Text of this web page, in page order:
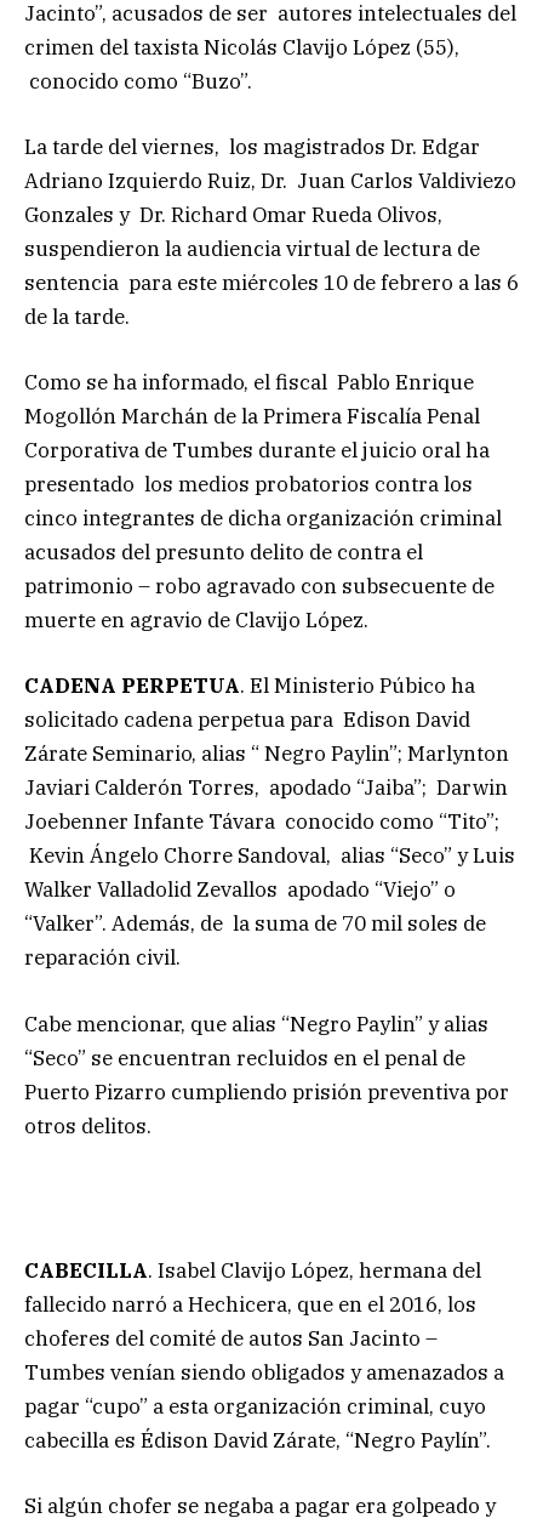
Jacinto”, acusados de ser autores intelectuales del
crimen del taxista Nicolás Clavijo López (55),
conocido como “Buzo”.
La tarde del viernes, los magistrados Dr. Edgar
Adriano Izquierdo Ruiz, Dr. Juan Carlos Valdiviezo
Gonzales y Dr. Richard Omar Rueda Olivos,
suspendieron la audiencia virtual de lectura de
sentencia para este miércoles 10 de febrero a las 6
de la tarde.
Como se ha informado, el fiscal Pablo Enrique
Mogollón Marchán de la Primera Fiscalía Penal
Corporativa de Tumbes durante el juicio oral ha
presentado los medios probatorios contra los
cinco integrantes de dicha organización criminal
acusados del presunto delito de contra el
patrimonio – robo agravado con subsecuente de
muerte en agravio de Clavijo López.
CADENA PERPETUA. El Ministerio Púbico ha
solicitado cadena perpetua para Edison David
Zárate Seminario, alias “ Negro Paylin”; Marlynton
Javiari Calderón Torres, apodado “Jaiba”; Darwin
Joebenner Infante Távara conocido como “Tito”;
Kevin Ángelo Chorre Sandoval, alias “Seco” y Luis
Walker Valladolid Zevallos apodado “Viejo” o
“Valker”. Además, de la suma de 70 mil soles de
reparación civil.
Cabe mencionar, que alias “Negro Paylin” y alias
“Seco” se encuentran recluidos en el penal de
Puerto Pizarro cumpliendo prisión preventiva por
otros delitos.
CABECILLA. Isabel Clavijo López, hermana del
fallecido narró a Hechicera, que en el 2016, los
choferes del comité de autos San Jacinto –
Tumbes venían siendo obligados y amenazados a
pagar “cupo” a esta organización criminal, cuyo
cabecilla es Édison David Zárate, “Negro Paylín”.
Si algún chofer se negaba a pagar era golpeado y